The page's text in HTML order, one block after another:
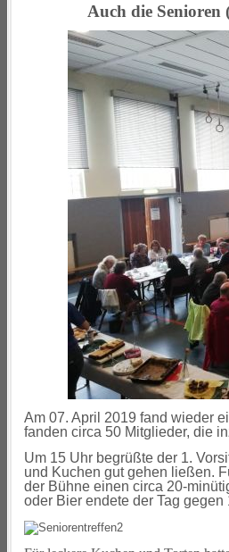
Auch die Senioren
Am 07. April 2019 fand wieder
fanden circa 50 Mitglieder, die
Um 15 Uhr begrüßte der 1.
und Kuchen gut gehen ließen.
der Bühne einen circa 20-
oder Bier endete der Tag gegen